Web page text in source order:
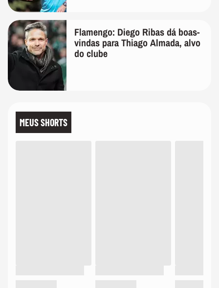
Flamengo: Diego Ribas dá boas-
vindas para Thiago Almada, alvo
do clube
MEUS SHORTS